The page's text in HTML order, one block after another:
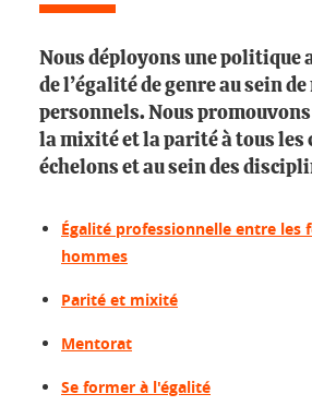
Nous déployons une politique
de l’égalité de genre au sein de
personnels. Nous
la mixité et la parité à tous les
échelons et au sein des
Égalité professionnelle entre les
hommes
Parité et mixité
Mentorat
Se former à l'égalité